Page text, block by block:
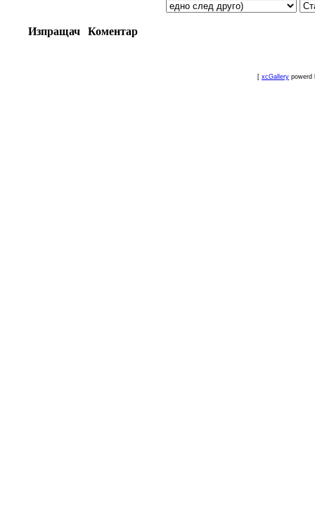
Изпращач Коментар
[ xcGallery